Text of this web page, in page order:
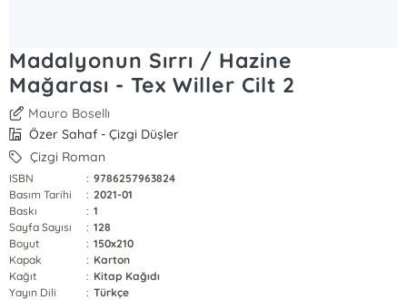
Madalyonun Sırrı / Hazine
Mağarası - Tex Willer Cilt 2
Mauro Bosellı
Özer Sahaf - Çizgi Düşler
Çizgi Roman
ISBN : 9786257963824
Basım Tarihi
: 2021-01
Baskı
: 1
Sayfa Sayısı
: 128
Boyut
: 150x210
Kapak
: Karton
Kağıt
: Kitap Kağıdı
Yayın Dili
: Türkçe